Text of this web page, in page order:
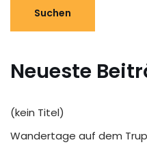
Suchen
Neueste
(kein Titel)
Wandertage auf dem